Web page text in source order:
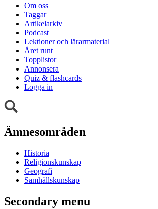
Om oss
Taggar
Artikelarkiv
Podcast
Lektioner och lärarmaterial
Året runt
Topplistor
Annonsera
Quiz & flashcards
Logga in
Ämnesområden
Historia
Religionskunskap
Geografi
Samhällskunskap
Secondary menu